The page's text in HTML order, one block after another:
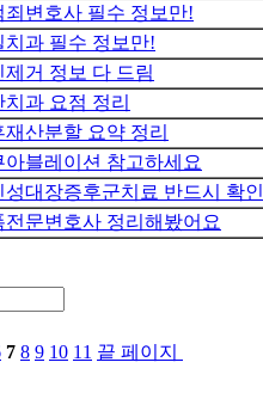
죄변호사 필수 정보만!
치과 필수 정보만!
제거 정보 다 드림
치과 요점 정리
재산분할 요약 정리
아블레이션 참고하세요
성대장증후군치료 반드시 확인
전문변호사 정리해봤어요
7 8 9 10 11 끝 페이지